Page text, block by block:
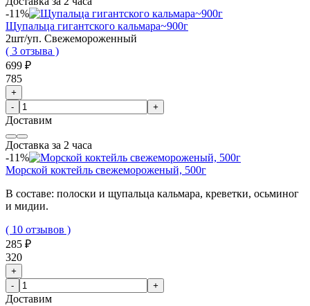
-11%
Щупальца гигантского кальмара~900г
2шт/уп. Свежемороженный
( 3 отзыва )
699 ₽
785
+
-
+
Доставим
Доставка за 2 часа
-11%
Морской коктейль свежемороженый, 500г
В составе: полоски и щупальца кальмара, креветки, осьминог
и мидии.
( 10 отзывов )
285 ₽
320
+
-
+
Доставим